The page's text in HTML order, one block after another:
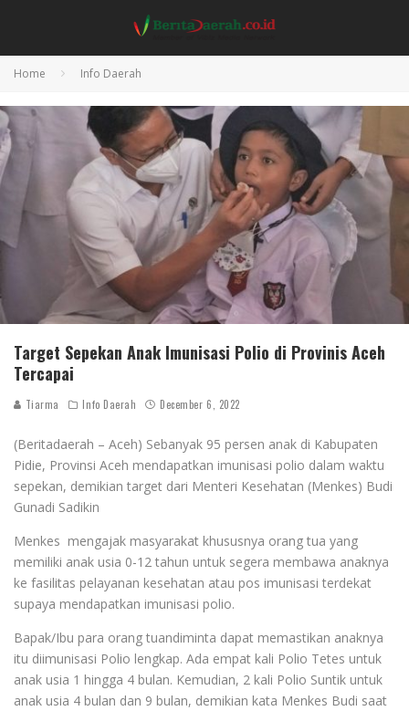
Home Info Daerah
Target Sepekan Anak Imunisasi Polio di Provinis Aceh
Tercapai
Tiarma Info Daerah December 6, 2022
(Beritadaerah – Aceh) Sebanyak 95 persen anak di Kabupaten
Pidie, Provinsi Aceh mendapatkan imunisasi polio dalam waktu
sepekan, demikian target dari Menteri Kesehatan (Menkes) Budi
Gunadi Sadikin
Menkes mengajak masyarakat khususnya orang tua yang
memiliki anak usia 0-12 tahun untuk segera membawa anaknya
ke fasilitas pelayanan kesehatan atau pos imunisasi terdekat
supaya mendapatkan imunisasi polio.
Bapak/Ibu para orang tuandiminta dapat memastikan anaknya
itu diimunisasi Polio lengkap. Ada empat kali Polio Tetes untuk
anak usia 1 hingga 4 bulan. Kemudian, 2 kali Polio Suntik untuk
anak usia 4 bulan dan 9 bulan, demikian kata Menkes Budi saat